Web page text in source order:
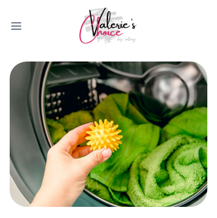
Valerie's Topics
Travel & Culture
Food & Drinks
Happyness & Opmerkelijk
Lifestyle, Sport & Duurzaamheid
Gadgets & Tech
Top 5 van Valerie
Health & Beauty
Huis & Tuin
Nieuws & Media